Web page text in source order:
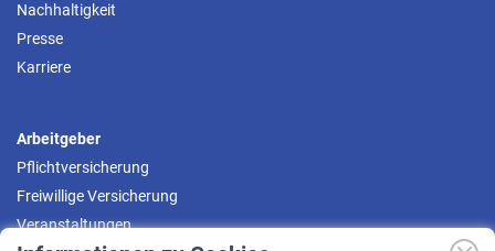
Nachhaltigkeit
Presse
Karriere
Arbeitgeber
Pflichtversicherung
Freiwillige Versicherung
Veranstaltungen